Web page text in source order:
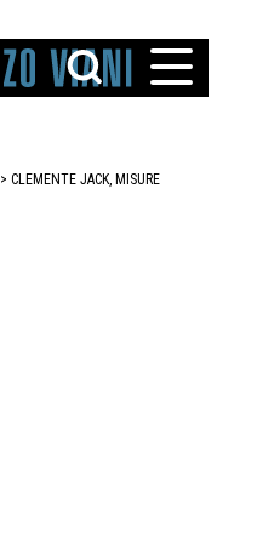
> CLEMENTE JACK, MISURE